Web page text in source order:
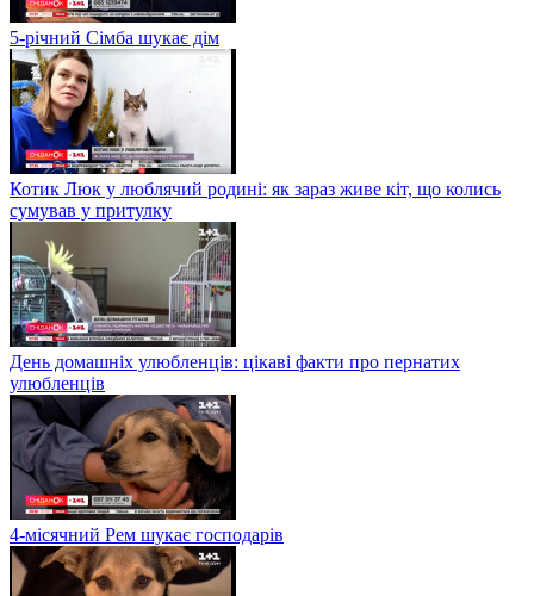
5-річний Сімба шукає дім
Котик Люк у люблячий родині: як зараз живе кіт, що колись
сумував у притулку
День домашніх улюбленців: цікаві факти про пернатих
улюбленців
4-місячний Рем шукає господарів